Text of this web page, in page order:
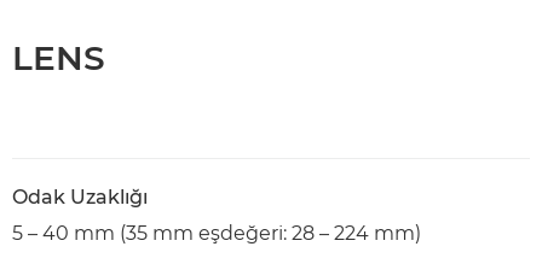
LENS
Odak Uzaklığı
5 – 40 mm (35 mm eşdeğeri: 28 – 224 mm)